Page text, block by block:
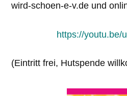
wird-schoen-e-v.de und
https://youtu.be/
(Eintritt frei, Hutspende